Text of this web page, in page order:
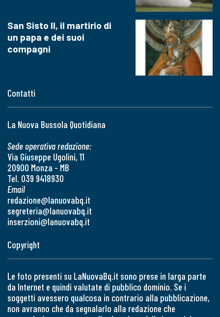
Contatti
La Nuova Bussola Quotidiana
Sede operativa redazione:
Via Giuseppe Ugolini, 11
20900 Monza - MB
Tel. 039 9418930
Email
redazione@lanuovabq.it
segreteria@lanuovabq.it
inserzioni@lanuovabq.it
San Sisto II, il martirio di
un papa e dei suoi
compagni
Copyright
Le foto presenti su LaNuovaBq.it sono prese in larga parte
da Internet e quindi valutate di pubblico dominio. Se i
soggetti avessero qualcosa in contrario alla pubblicazione,
non avranno che da segnalarlo alla redazione che